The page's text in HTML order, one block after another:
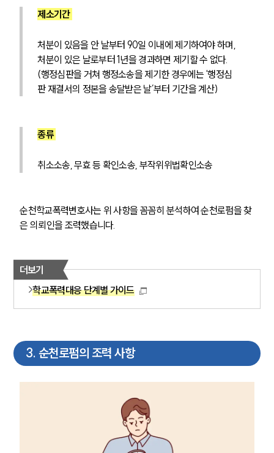
제소기간
처분이 있음을 안 날부터 90일 이내에 제기하여야 하며,
처분이 있은 날로부터 1년을 경과하면 제기할 수 없다.
(행정심판을 거쳐 행정소송을 제기한 경우에는 ‘행정심
판 재결서의 정본을 송달받은 날’부터 기간을 계산)
종류
취소소송, 무효 등 확인소송, 부작위위법확인소송
순천학교폭력변호사는 위 사항을 꼼꼼히 분석하여 순천로펌을 찾
은 의뢰인을 조력했습니다.
더보기
학교폭력대응 단계별 가이드
3. 순천로펌의 조력 사항